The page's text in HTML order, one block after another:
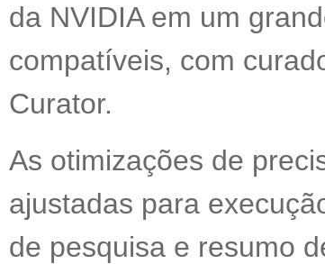
da NVIDIA em um
compatíveis, com
Curator.
As otimizações de
ajustadas para
de pesquisa e resumo